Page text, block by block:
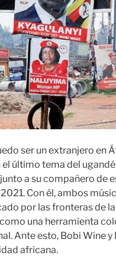
ser un extranjero en
el último tema del
a su compañero de
Con él, ambos
por las fronteras de
una herramienta
Ante esto, Bobi Wine
africana.